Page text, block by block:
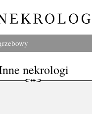
nekrologi